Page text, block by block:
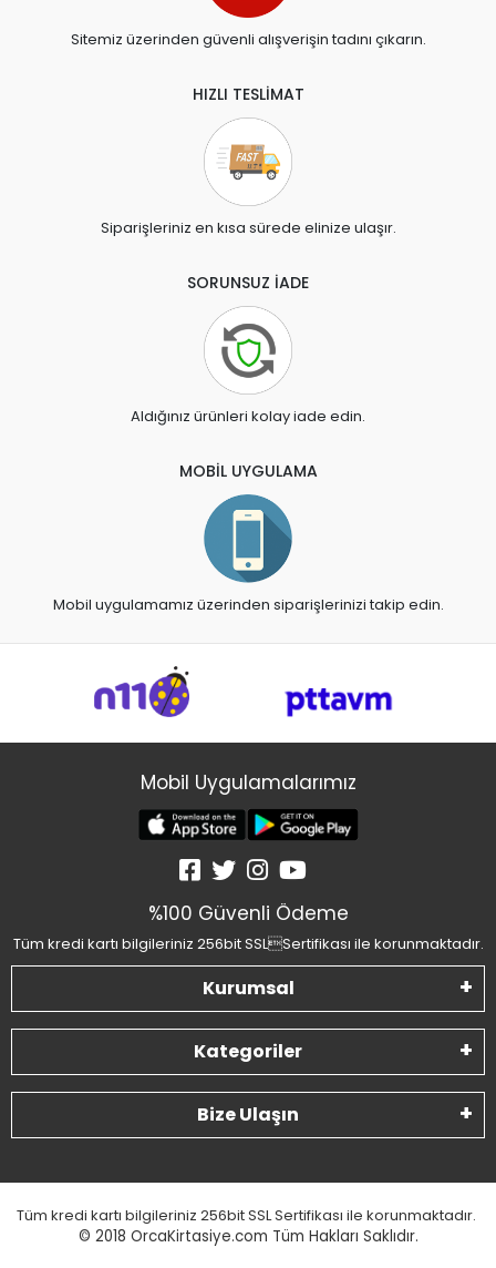
Sitemiz üzerinden güvenli alışverişin tadını çıkarın.
HIZLI TESLİMAT
Siparişleriniz en kısa sürede elinize ulaşır.
SORUNSUZ İADE
Aldığınız ürünleri kolay iade edin.
MOBİL UYGULAMA
Mobil uygulamamız üzerinden siparişlerinizi takip edin.
Mobil Uygulamalarımız
%100 Güvenli Ödeme
Tüm kredi kartı bilgileriniz 256bit SSLSertifikası ile korunmaktadır.
Kurumsal
Kategoriler
Bize Ulaşın
Tüm kredi kartı bilgileriniz 256bit SSL Sertifikası ile korunmaktadır.
© 2018 OrcaKirtasiye.com Tüm Hakları Saklıdır.